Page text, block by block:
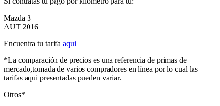
Mazda 3
AUT 2016
Encuentra tu tarifa aqui
*La comparación de precios es una referencia de primas de
mercado,tomada de varios compradores en línea por lo cual las
tarifas aqui presentadas pueden variar.
Otros*